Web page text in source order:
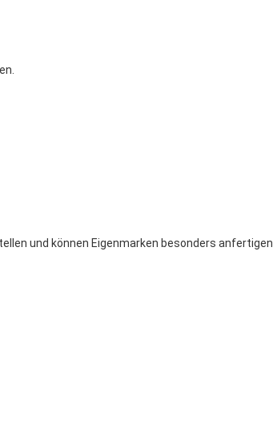
und können Eigenmarken besonders anfertigen.